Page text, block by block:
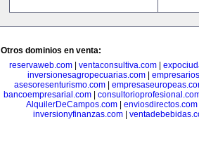
Otros dominios en venta:
reservaweb.com| ventaconsultiva.com|
inversionesagropecuarias.com
asesoresenturismo.com|
bancoempresarial.com
AlquilerDeCampos.com
enviosdirectos.com
inversionyfinanzas.com|